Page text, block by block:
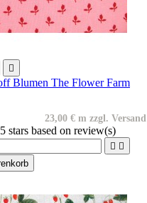

Blumen The Flower Farm
23,00 € m zzgl. Versand
stars based on review(s)
 